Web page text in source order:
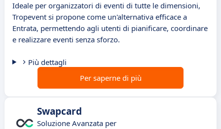
Ideale per organizzatori di eventi di tutte le dimensioni,
Tropevent si propone come un'alternativa efficace a
Entrata, permettendo agli utenti di pianificare, coordinare
e realizzare eventi senza sforzo.
Più dettagli
Per saperne di più
Swapcard
Soluzione Avanzata per